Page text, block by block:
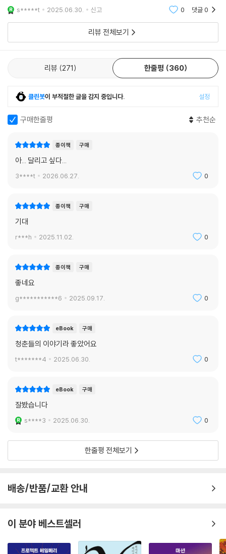
s*****t 2025.06.30. 신고 0 댓글0
리뷰 전체보기
리뷰 271 한줄평 360
클린봇이 부적절한 글을 감지 중입니다. 설정
구매한줄평 추천순
종이책 구매
아... 달리고 싶다...
3****t 2026.06.27. 0
종이책 구매
기대
r***h 2025.11.02. 0
종이책 구매
좋네요
g***********6 2025.09.17. 0
eBook 구매
청춘들의 이야기라 좋았어요
t*******4 2025.06.30. 0
eBook 구매
잘봤습니다
s****3 2025.06.30. 0
한줄평 전체보기
배송/반품/교환 안내
이 분야 베스트셀러